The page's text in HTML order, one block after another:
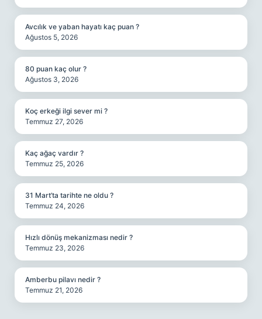
Avcılık ve yaban hayatı kaç puan ?
Ağustos 5, 2026
80 puan kaç olur ?
Ağustos 3, 2026
Koç erkeği ilgi sever mi ?
Temmuz 27, 2026
Kaç ağaç vardır ?
Temmuz 25, 2026
31 Mart’ta tarihte ne oldu ?
Temmuz 24, 2026
Hızlı dönüş mekanizması nedir ?
Temmuz 23, 2026
Amberbu pilavı nedir ?
Temmuz 21, 2026